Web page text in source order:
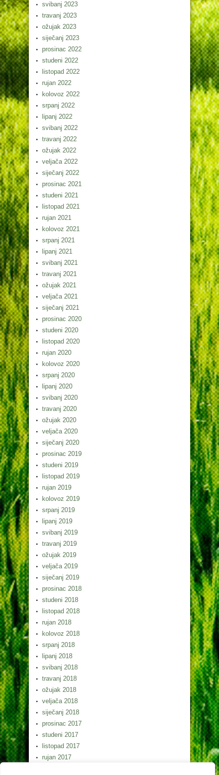
svibanj 2023
travanj 2023
ožujak 2023
siječanj 2023
prosinac 2022
studeni 2022
listopad 2022
rujan 2022
kolovoz 2022
srpanj 2022
lipanj 2022
svibanj 2022
travanj 2022
ožujak 2022
veljača 2022
siječanj 2022
prosinac 2021
studeni 2021
listopad 2021
rujan 2021
kolovoz 2021
srpanj 2021
lipanj 2021
svibanj 2021
travanj 2021
ožujak 2021
veljača 2021
siječanj 2021
prosinac 2020
studeni 2020
listopad 2020
rujan 2020
kolovoz 2020
srpanj 2020
lipanj 2020
svibanj 2020
travanj 2020
ožujak 2020
veljača 2020
siječanj 2020
prosinac 2019
studeni 2019
listopad 2019
rujan 2019
kolovoz 2019
srpanj 2019
lipanj 2019
svibanj 2019
travanj 2019
ožujak 2019
veljača 2019
siječanj 2019
prosinac 2018
studeni 2018
listopad 2018
rujan 2018
kolovoz 2018
srpanj 2018
lipanj 2018
svibanj 2018
travanj 2018
ožujak 2018
veljača 2018
siječanj 2018
prosinac 2017
studeni 2017
listopad 2017
rujan 2017